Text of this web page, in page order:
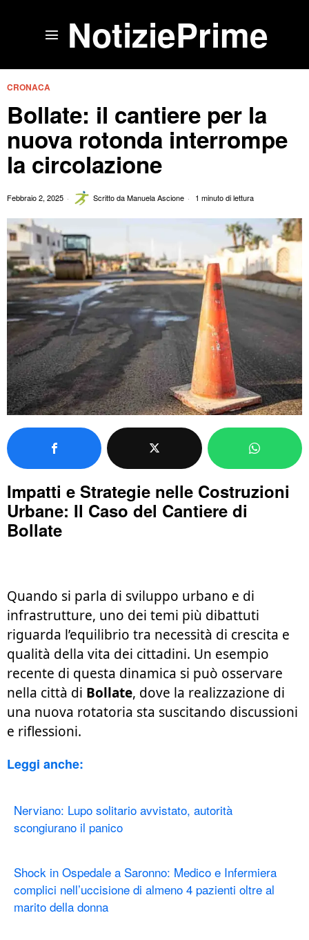
NotiziePrime
CRONACA
Bollate: il cantiere per la
nuova rotonda interrompe
la circolazione
Febbraio 2, 2025 Scritto daManuela Ascione 1 minuto di lettura
Impatti e Strategie nelle Costruzioni
Urbane: Il Caso del Cantiere di
Bollate
Quando si parla di sviluppo urbano e di
infrastrutture, uno dei temi più dibattuti
riguarda l’equilibrio tra necessità di crescita e
qualità della vita dei cittadini. Un esempio
recente di questa dinamica si può osservare
nella città di Bollate, dove la realizzazione di
una nuova rotatoria sta suscitando discussioni
e riflessioni.
Leggi anche:
Nerviano: Lupo solitario avvistato, autorità
scongiurano il panico
Shock in Ospedale a Saronno: Medico e Infermiera
complici nell’uccisione di almeno 4 pazienti oltre al
marito della donna